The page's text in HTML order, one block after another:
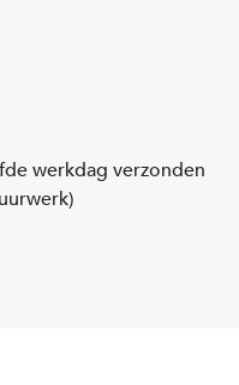
werkdag verzonden